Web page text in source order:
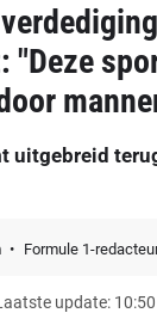
"Deze
uitgebreid
Formule 1-
update: 10:50